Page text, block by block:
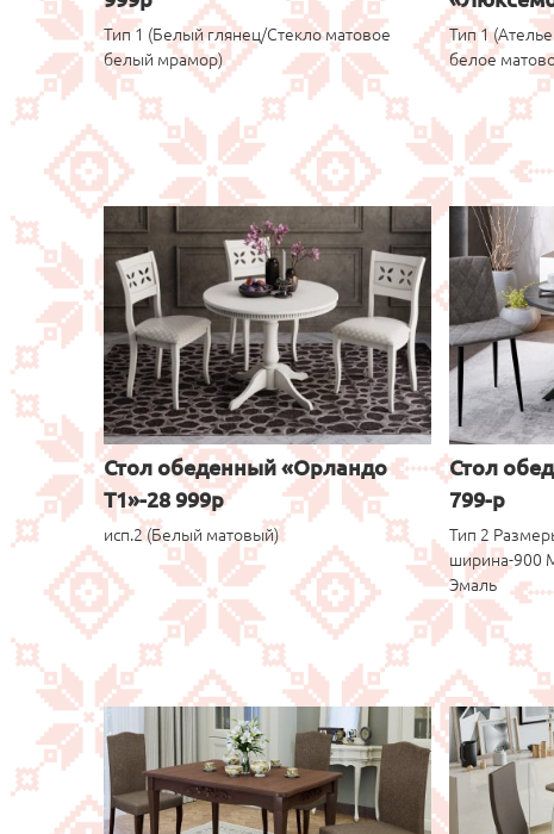
Тип 1 (Белый глянец/Стекло матовое
белый мрамор)
Тип 1
белое
Стол обеденный «Орландо
Т1»-28 999р
исп.2 (Белый матовый)
Стол
799-р
Тип 2
ширина-900
Эмаль